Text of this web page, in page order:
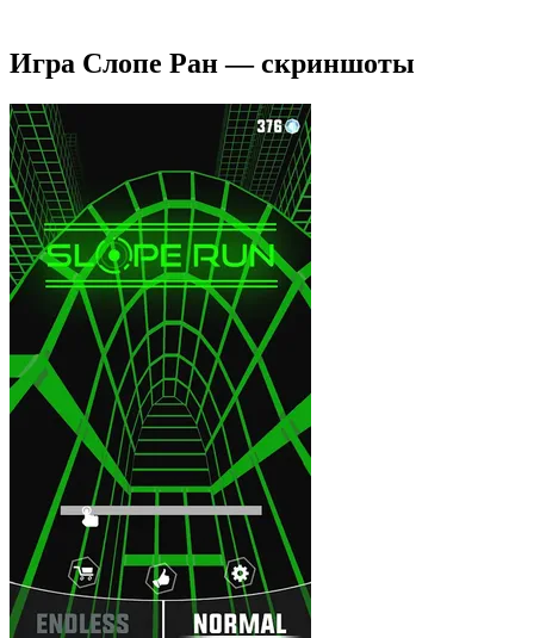
Игра Слопе Ран — скриншоты